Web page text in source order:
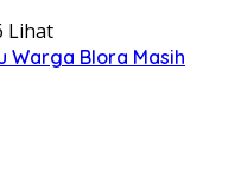
Lihat
Warga Blora Masih